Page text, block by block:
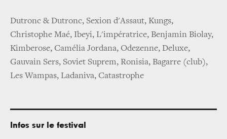
Dutronc & Dutronc, Sexion d'Assaut, Kungs,
Christophe Maé, Ibeyi, L'impératrice, Benjamin Biolay,
Kimberose, Camélia Jordana, Odezenne, Deluxe,
Gauvain Sers, Soviet Suprem, Ronisia, Bagarre (club),
Les Wampas, Ladaniva, Catastrophe
Infos sur le festival